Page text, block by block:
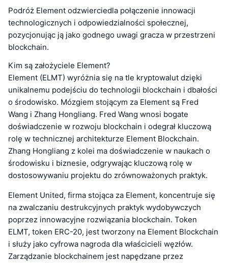
Podróż Element odzwierciedla połączenie innowacji
technologicznych i odpowiedzialności społecznej,
pozycjonując ją jako godnego uwagi gracza w przestrzeni
blockchain.
Kim są założyciele Element?
Element (ELMT) wyróżnia się na tle kryptowalut dzięki
unikalnemu podejściu do technologii blockchain i dbałości
o środowisko. Mózgiem stojącym za Element są Fred
Wang i Zhang Hongliang. Fred Wang wnosi bogate
doświadczenie w rozwoju blockchain i odegrał kluczową
rolę w technicznej architekturze Element Blockchain.
Zhang Hongliang z kolei ma doświadczenie w naukach o
środowisku i biznesie, odgrywając kluczową rolę w
dostosowywaniu projektu do zrównoważonych praktyk.
Element United, firma stojąca za Element, koncentruje się
na zwalczaniu destrukcyjnych praktyk wydobywczych
poprzez innowacyjne rozwiązania blockchain. Token
ELMT, token ERC-20, jest tworzony na Element Blockchain
i służy jako cyfrowa nagroda dla właścicieli węzłów.
Zarządzanie blockchainem jest napędzane przez